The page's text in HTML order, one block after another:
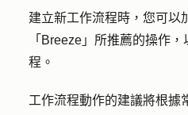
建立新工作流程時，您可以
「Breeze」所推薦的操作
程。
工作流程動作的建議將根據